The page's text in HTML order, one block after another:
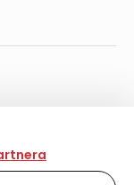
slične
informacija na